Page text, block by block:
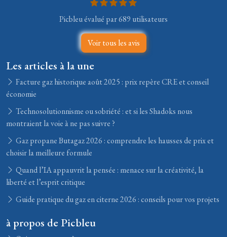
Picbleu évalué par 689 utilisateurs
Voir tous les avis
Les articles à la une
Facture gaz historique août 2025 : prix repère CRE et conseil
économie
Technosolutionnisme ou sobriété : et si les Shadoks nous
montraient la voie à ne pas suivre ?
Gaz propane Butagaz 2026 : comprendre les hausses de prix et
choisir la meilleure formule
Quand l’IA appauvrit la pensée : menace sur la créativité, la
liberté et l’esprit critique
Guide pratique du gaz en citerne 2026 : conseils pour vos projets
à propos de Picbleu